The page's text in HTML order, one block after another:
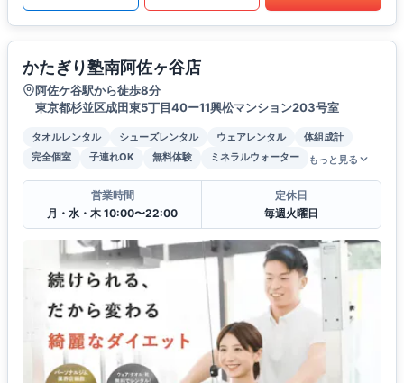
かたぎり塾南阿佐ヶ谷店
阿佐ケ谷駅から徒歩8分
東京都杉並区成田東5丁目40ー11興松マンション203号室
タオルレンタル シューズレンタル ウェアレンタル
体組成計
完全個室
子連れOK 無料体験 ミネラルウォーター もっと見る
営業時間
月・水・木 10:00〜22:00
定休日
毎週火曜日